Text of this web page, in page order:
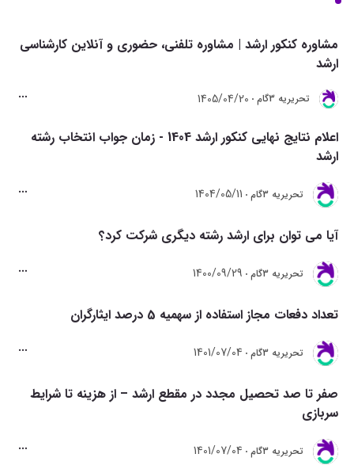
مشاوره کنکور ارشد | مشاوره تلفنی، حضوری و آنلاین کارشناسی
ارشد
تحريريه 3گام 1405/04/20
اعلام نتایج نهایی کنکور ارشد 1404 - زمان جواب انتخاب رشته
ارشد
تحريريه 3گام 1404/05/11
آیا می توان برای ارشد رشته دیگری شرکت کرد؟
تحريريه 3گام 1400/09/29
تعداد دفعات مجاز استفاده از سهمیه 5 درصد ایثارگران
تحريريه 3گام 1401/07/04
صفر تا صد تحصیل مجدد در مقطع ارشد – از هزینه تا شرایط
سربازی
تحريريه 3گام 1401/07/04